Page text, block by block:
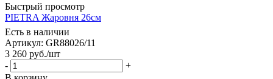
Быстрый просмотр
PIETRA Жаровня 26см
Есть в наличии
Артикул: GR88026/11
3 260 руб./шт
-
+